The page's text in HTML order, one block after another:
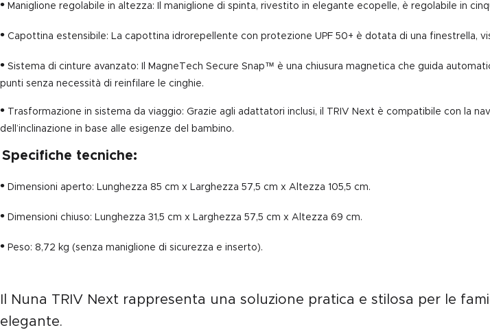
• Maniglione regolabile in altezza: Il maniglione di spinta, rivestito in elegante ecopelle, è regolabile in
• Capottina estensibile: La capottina idrorepellente con protezione UPF 50+ è dotata di una finestrella,
• Sistema di cinture avanzato: Il MagneTech Secure Snap™ è una chiusura magnetica che guida
punti senza necessità di reinfilare le cinghie.
• Trasformazione in sistema da viaggio: Grazie agli adattatori inclusi, il TRIV Next è compatibile con la
dell’inclinazione in base alle esigenze del bambino.
Specifiche tecniche:
• Dimensioni aperto: Lunghezza 85 cm x Larghezza 57,5 cm x Altezza 105,5 cm.
• Dimensioni chiuso: Lunghezza 31,5 cm x Larghezza 57,5 cm x Altezza 69 cm.
• Peso: 8,72 kg (senza maniglione di sicurezza e inserto).
Il Nuna TRIV Next rappresenta una soluzione pratica e stilosa per le
elegante.